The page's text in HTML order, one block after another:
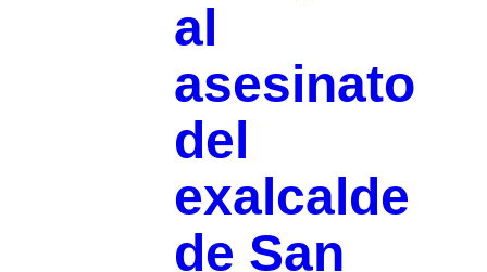
al
asesinato
del
exalcalde
de San